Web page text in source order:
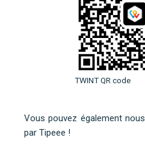
TWINT QR code
Vous pouvez également
par Tipeee !